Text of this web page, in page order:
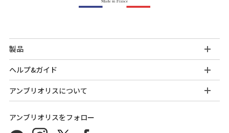
製品
ヘルプ&ガイド
アンブリオリスについて
アンブリオリスをフォロー